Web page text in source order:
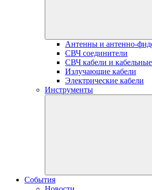
Антенны и антенно-
СВЧ соединители
СВЧ кабели и
Излучающие кабели
Электрические кабели
Инструменты
События